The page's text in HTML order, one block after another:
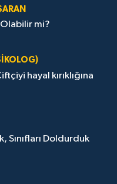
mi?
hayal kırıklığına
Sınıfları Doldurduk